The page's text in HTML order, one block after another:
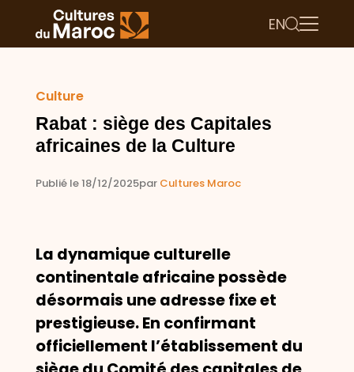
EN
Culture
Rabat : siège des Capitales
africaines de la Culture
Publié le 18/12/2025par Cultures Maroc
La dynamique culturelle
continentale africaine possède
désormais une adresse fixe et
prestigieuse. En confirmant
officiellement l’établissement du